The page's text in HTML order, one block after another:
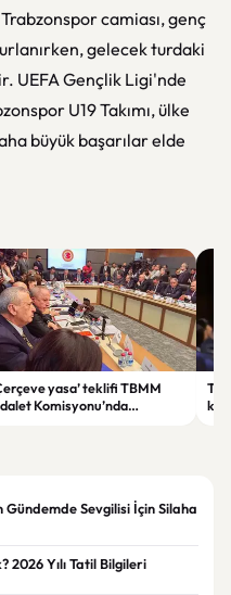
camiası, genç
gelecek turdaki
UEFA Gençlik Ligi'nde
U19 Takımı, ülke
büyük başarılar elde
yasa’ teklifi TBMM
Komisyonu’nda
Sevgilisi İçin Silaha
2026 Yılı Tatil Bilgileri